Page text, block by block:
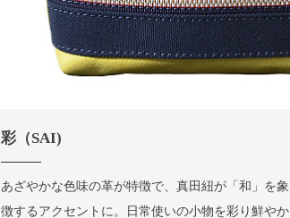
彩（SAI)
あざやかな色味の革が特徴で、真田紐が「和」を象
徴するアクセントに。日常使いの小物を彩り鮮やか